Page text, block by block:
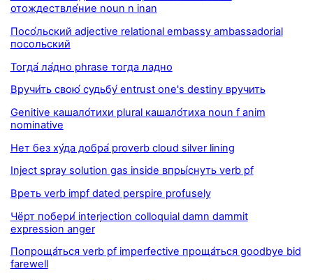
отождествле́ние noun n inan
Посо́льский adjective relational embassy ambassadorial
посольский
Тогда́ ла́дно phrase тогда ладно
Вручи́ть свою́ судьбу́ entrust one's destiny вручить
Genitive кашало́тихи plural кашало́тиха noun f anim
nominative
Нет без ху́да добра́ proverb cloud silver lining
Inject spray solution gas inside впры́снуть verb pf
Вреть verb impf dated perspire profusely
Чёрт побери́ interjection colloquial damn dammit
expression anger
Попроща́ться verb pf imperfective проща́ться goodbye bid
farewell